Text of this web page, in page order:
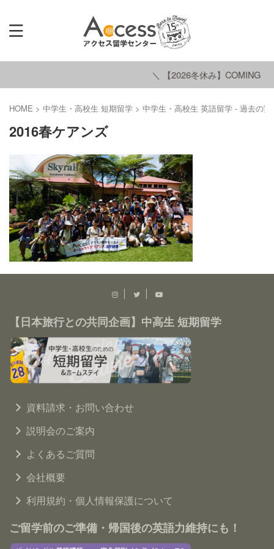
＼ 【2026冬休み】COMING
HOME > 中学生・高校生 短期留学 > 中学生・高校生 英語留学 - 過去の
2016春ケアンズ
【日本旅行との共同企画】中高生 短期留学
資料請求・お問い合わせ
説明会のご案内
よくあるご質問
会社概要
利用規約・個人情報保護について
ご留学前のご準備・帰国後の英語力維持にも！